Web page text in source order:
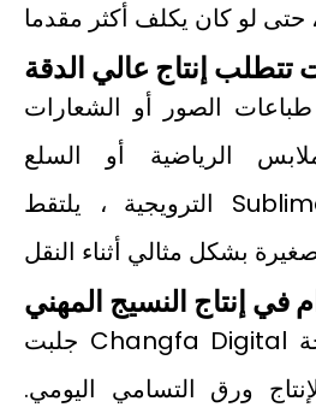
تتطلب إنتاج عالي الدقة
طباعات الصور أو الشعارات
الرياضية أو السلع
الترويجية ، يلتقط Sublimation Paper كل
في إنتاج النسيج المهني
جلبت Changfa Digital خط طلاء من الدرجة
ورق التسامي اليومي.